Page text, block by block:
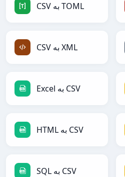
CSV به TOML
CSV به XML
Excel به CSV
HTML به CSV
SQL به CSV